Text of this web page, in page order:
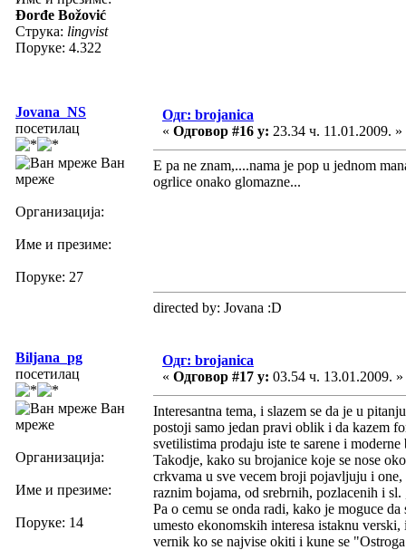
Đorđe Božović
Струка: lingvist
Поруке: 4.322
Jovana_NS
посетилац
Ван
мреже
Организација:
Име и презиме:
Поруке: 27
Одг: brojanica
« Одговор #16 у: 23.34 ч. 11.01.2009. »
E pa ne znam,....nama je pop u jednom
ogrlice onako glomazne...
directed by: Jovana :D
Biljana_pg
посетилац
Ван
мреже
Организација:
Име и презиме:
Поруке: 14
Одг: brojanica
« Одговор #17 у: 03.54 ч. 13.01.2009. »
Interesantna tema, i slazem se da je u
postoji samo jedan pravi oblik i da kazem
svetilistima prodaju iste te sarene i
Takodje, kako su brojanice koje se nose
crkvama u sve vecem broji pojavljuju i one,
raznim bojama, od srebrnih, pozlacenih i
Pa o cemu se onda radi, kako je moguce
umesto ekonomskih interesa istaknu
vernik ko se najvise okiti i kune se